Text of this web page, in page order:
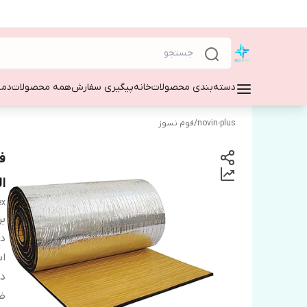
دسته‌بندی محصولاتخانهپیگیری سفارشهمه محصولات
novin-plus
/فوم نسوز